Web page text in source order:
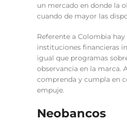
un mercado en donde la
cuando de mayor las
Referente a Colombia
instituciones financieras
igual que programas
observancia en la marca.
comprenda y cumpla en
empuje.
Neobancos